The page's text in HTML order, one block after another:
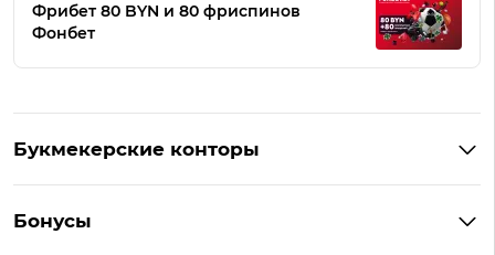
Фрибет 80 BYN и 80 фриспинов
Фонбет
Букмекерские конторы
Букмекеры на Андроид
Бонусы